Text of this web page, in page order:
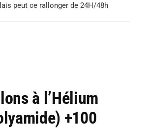
peut ce rallonger de 24H/48h
à l’Hélium
+100